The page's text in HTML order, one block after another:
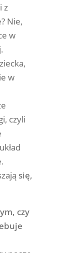
z
Nie,
w
w
czyli
się,
czy